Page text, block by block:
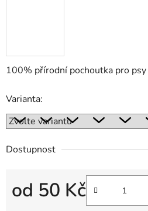
100% přírodní pochoutka pro
Varianta:
Dostupnost
od 50 Kč